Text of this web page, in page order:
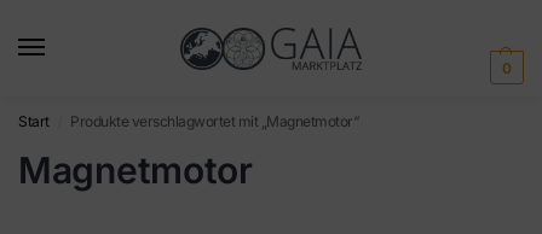
0
Start Produkte verschlagwortet mit „Magnetmotor“
Magnetmotor